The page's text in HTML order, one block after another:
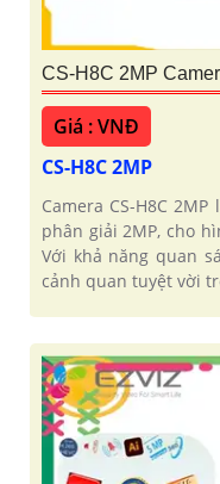
CS-H8C 2MP
Giá : VNĐ
CS-H8C 2MP
Camera CS-H8C
phân giải 2MP, cho
Với khả năng quan
cảnh quan tuyệt vời